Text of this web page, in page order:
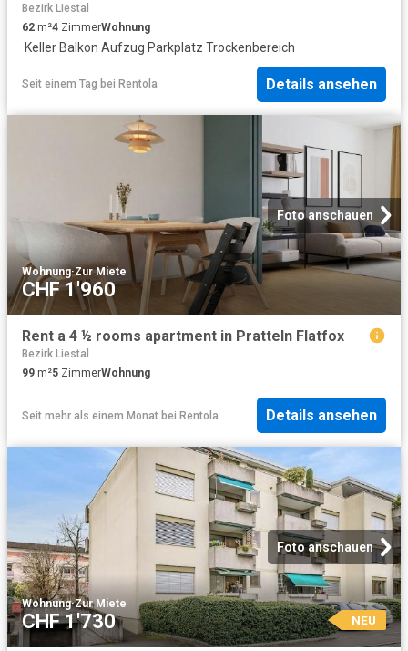
Bezirk Liestal
62 m²4 ZimmerWohnung
·Keller·Balkon·Aufzug·Parkplatz·Trockenbereich
Seit einem Tag bei Rentola Details ansehen
Foto anschauen
Wohnung·Zur Miete
CHF 1'960
Rent a 4 ½ rooms apartment in Pratteln Flatfox
Bezirk Liestal
99 m²5 ZimmerWohnung
Seit mehr als einem Monat bei Rentola Details ansehen
Foto anschauen
Wohnung·Zur Miete
CHF 1'730 NEU